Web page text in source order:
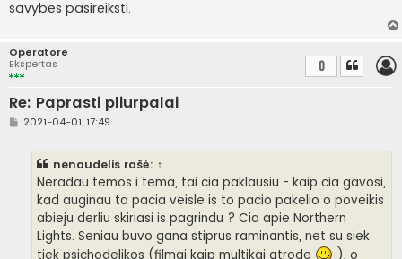
savybes pasireiksti.
Operatore
Ekspertas
Re: Paprasti pliurpalai
0
S2021-04-01, 17:49
nenaudelis rašė: ↑
Neradau temos i tema, tai cia paklausiu - kaip cia gavosi,
kad auginau ta pacia veisle is to pacio pakelio o poveikis
abieju derliu skiriasi is pagrindu ? Cia apie Northern
Lights. Seniau buvo gana stiprus raminantis, net su siek
tiek psichodelikos (filmai kaip multikai atrode
), o